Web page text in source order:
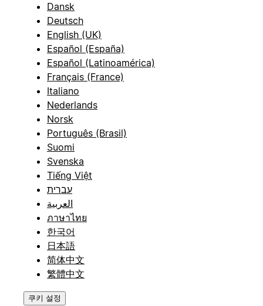
Dansk
Deutsch
English (UK)
Español (España)
Español (Latinoamérica)
Français (France)
Italiano
Nederlands
Norsk
Português (Brasil)
Suomi
Svenska
Tiếng Việt
עברית
العربية
ภาษาไทย
한국어
日本語
简体中文
繁體中文
쿠키 설정